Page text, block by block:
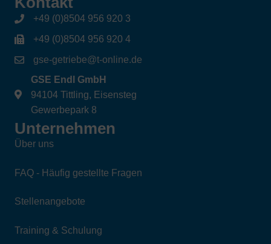
+49 (0)8504 956 920 3
+49 (0)8504 956 920 4
gse-getriebe@t-online.de
GSE Endl GmbH
94104 Tittling, Eisensteg
Gewerbepark 8
Unternehmen
Über uns
FAQ - Häufig gestellte Fragen
Stellenangebote
Training & Schulung